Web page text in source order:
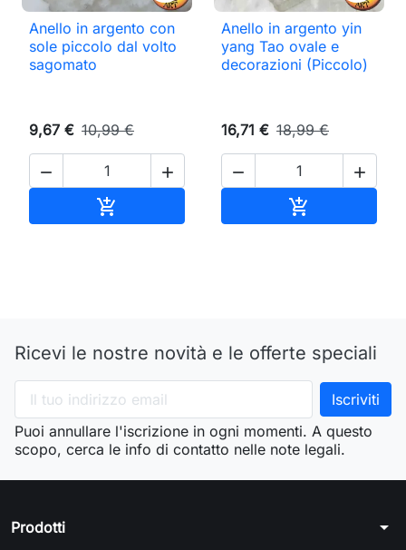
Anello in argento con
sole piccolo dal volto
sagomato
9,67 € 10,99 €
 

Anello in argento yin
yang Tao ovale e
decorazioni (Piccolo)
16,71 € 18,99 €
 

Ricevi le nostre novità e le offerte speciali
Puoi annullare l'iscrizione in ogni momenti. A questo
scopo, cerca le info di contatto nelle note legali.
Prodotti arrow_drop_down